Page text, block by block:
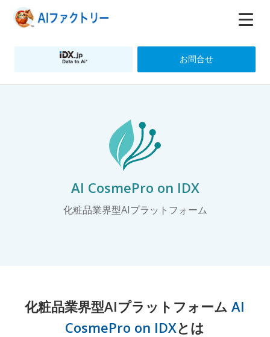
お問合せ
AI CosmePro on IDX
化粧品業界型AIプラットフォーム
化粧品業界型AIプラットフォームAI
CosmePro on IDXとは